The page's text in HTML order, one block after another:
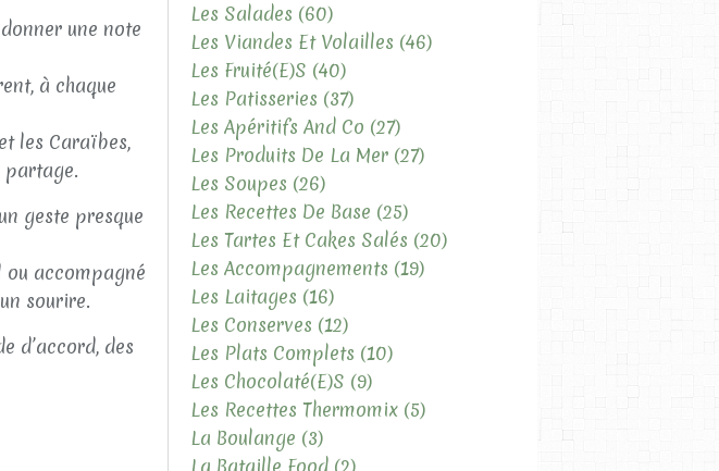
une note
à chaque
les Caraïbes,
partage.
geste presque
accompagné
sourire.
d’accord, des
Les Salades (60)
Les Viandes Et Volailles (46)
Les Fruité(e)s (40)
Les Patisseries (37)
Les Apéritifs And Co (27)
Les Produits De La Mer (27)
Les Soupes (26)
Les Recettes De Base (25)
Les Tartes Et Cakes Salés (20)
Les Accompagnements (19)
Les Laitages (16)
Les Conserves (12)
Les Plats Complets (10)
Les Chocolaté(e)s (9)
Les Recettes Thermomix (5)
La Boulange (3)